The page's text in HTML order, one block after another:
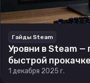
Гайды Steam
Уровни в Steam —
быстрой прокачке
1 декабря 2025 г.